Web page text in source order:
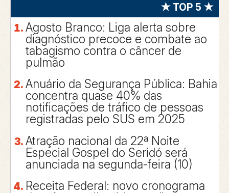
★ TOP 5 ★
Agosto Branco: Liga alerta sobre
diagnóstico precoce e combate ao
tabagismo contra o câncer de
pulmão
Anuário da Segurança Pública: Bahia
concentra quase 40% das
notificações de tráfico de pessoas
registradas pelo SUS em 2025
Atração nacional da 22ª Noite
Especial Gospel do Seridó será
anunciada na segunda-feira (10)
Receita Federal: novo cronograma